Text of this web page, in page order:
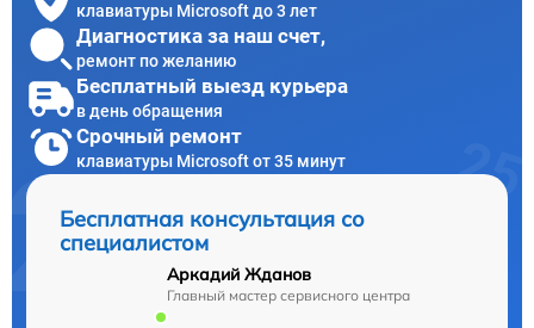
клавиатуры Microsoft до 3 лет
Диагностика за наш счет,
ремонт по желанию
Бесплатный выезд курьера
в день обращения
Срочный ремонт
клавиатуры Microsoft от 35 минут
Бесплатная консультация со
специалистом
Аркадий Жданов
Главный мастер сервисного центра